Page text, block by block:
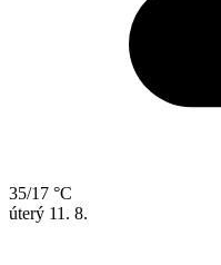
35/17 °C
úterý 11. 8.